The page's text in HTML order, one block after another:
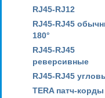
RJ45-RJ12
RJ45-RJ45
180°
RJ45-RJ45
реверсивные
RJ45-RJ45
TERA патч-корды